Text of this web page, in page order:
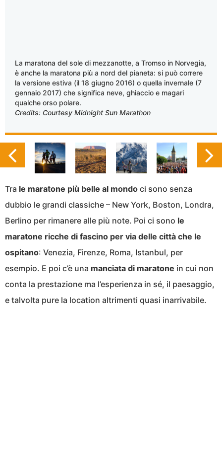
La maratona del sole di mezzanotte, a Tromso in Norvegia,
è anche la maratona più a nord del pianeta: si può correre
la versione estiva (il 18 giugno 2016) o quella invernale (7
gennaio 2017) che significa neve, ghiaccio e magari
qualche orso polare.
Credits: Courtesy Midnight Sun Marathon
Tra le maratone più belle al mondo ci sono senza
dubbio le grandi classiche – New York, Boston, Londra,
Berlino per rimanere alle più note. Poi ci sono le
maratone ricche di fascino per via delle città che le
ospitano: Venezia, Firenze, Roma, Istanbul, per
esempio. E poi c’è una manciata di maratone in cui non
conta la prestazione ma l’esperienza in sé, il paesaggio,
e talvolta pure la location altrimenti quasi inarrivabile.